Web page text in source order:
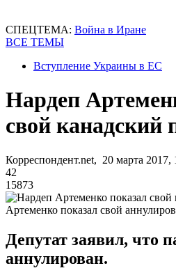
СПЕЦТЕМА: Война в Иране
ВСЕ ТЕМЫ
Вступление Украины в ЕС
Нардеп
свой канадский
Корреспондент.net, 20 марта 2017,
42
15873
Артеменко показал свой
Депутат заявил, что
аннулирован.